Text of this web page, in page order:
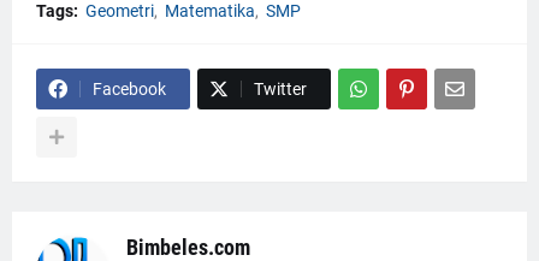
Tags: Geometri Matematika SMP
Facebook Twitter
Bimbeles.com